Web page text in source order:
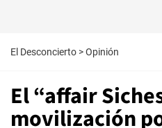
El Desconcierto >Opinión
El “affair
movilización